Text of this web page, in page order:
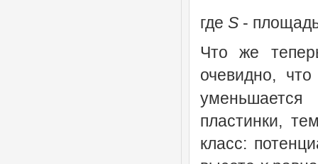
где S -
Что же
очевидно,
пластинки,
класс: